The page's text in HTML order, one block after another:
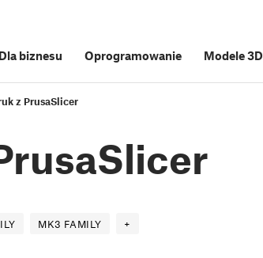
Dla biznesu Oprogramowanie Modele 3D
z PrusaSlicer
MK3 FAMILY +